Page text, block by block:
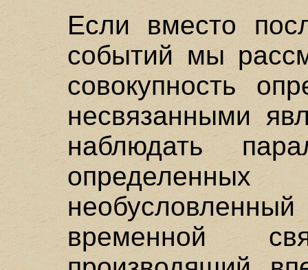
Если вместо
событий мы
совокупность
несвязанными
наблюдать
временной